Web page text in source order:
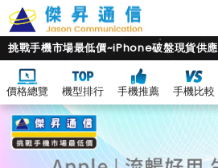
挑戰手機市場最低價~iPhone破盤現貨供應
價格總覽 機型排行 手機推薦 手機比較